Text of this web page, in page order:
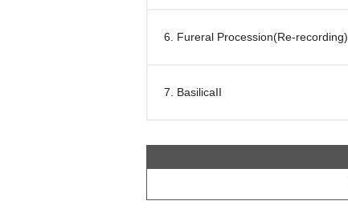
6. Fureral Procession(Re-recording)
7. BasilicaII